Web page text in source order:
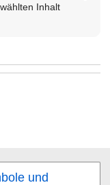
Inhalt
und